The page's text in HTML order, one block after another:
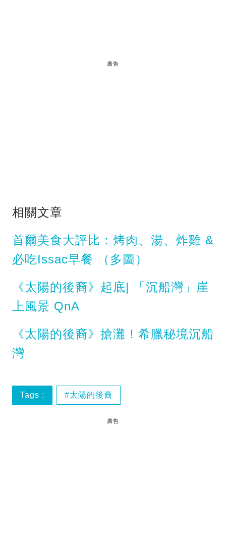
廣告
相關文章
首爾美食大評比：烤肉、湯、炸雞 &
必吃Issac早餐 （多圖）
《太陽的後裔》起底| 「沉船灣」崖
上風景 QnA
《太陽的後裔》搶灘！希臘秘境沉船
灣
Tags : 太陽的後裔
廣告